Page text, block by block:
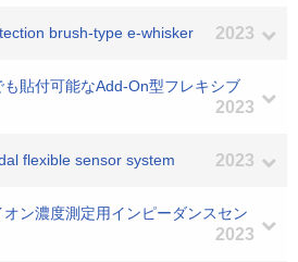
brush-type e-whisker 2023
貼付可能なAdd-On型フレキシブ
2023
flexible sensor system 2023
ン濃度測定用インピーダンスセン
2023